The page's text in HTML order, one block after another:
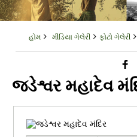
હોમ મીડિયા ગેલેરી ફોટો ગેલેરી
જડેશ્વર મહાદેવ
મહાદેવ મંદિર